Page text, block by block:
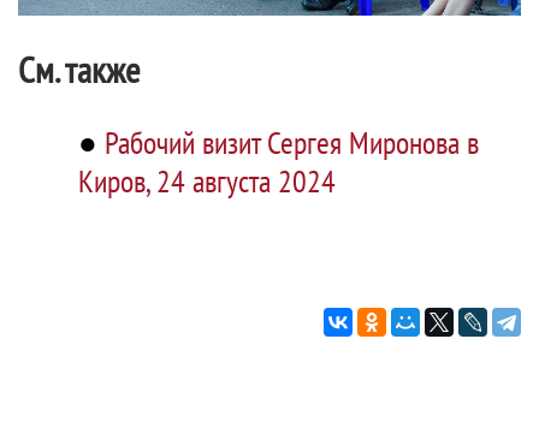
См. также
● Рабочий визит Сергея Миронова в
Киров, 24 августа 2024